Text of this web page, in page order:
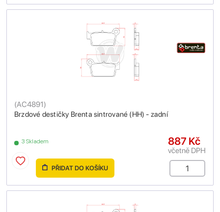
Brzdové destičky Brenta sintrované (HH) - zadní
(AC4891)
3 Skladem 887 Kč
včetně DPH
PŘIDAT DO KOŠÍKU